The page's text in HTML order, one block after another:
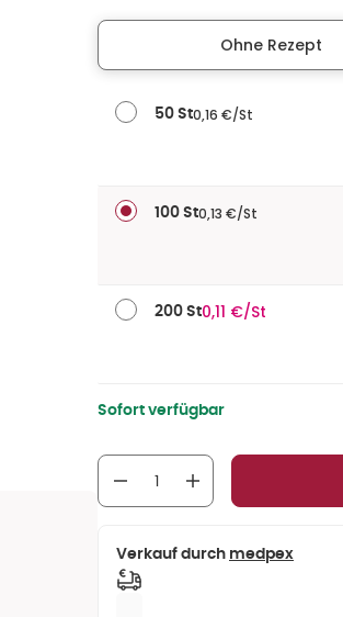
Ohne Rezept
50 St0,16 €/St
100 St0,13 €/St
200 St0,11 €/St
Sofort verfügbar
Verkauf durch medpex